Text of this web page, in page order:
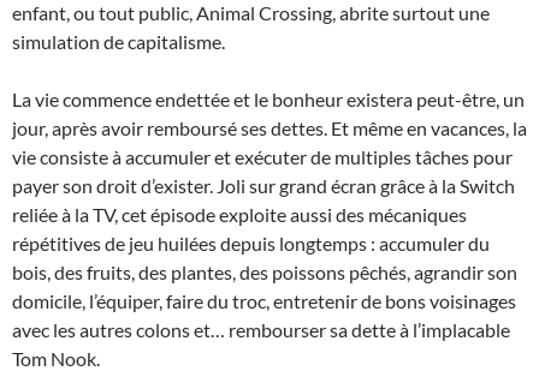
enfant, ou tout public, Animal Crossing, abrite surtout une
simulation de capitalisme.
La vie commence endettée et le bonheur existera peut-être, un
jour, après avoir remboursé ses dettes. Et même en vacances, la
vie consiste à accumuler et exécuter de multiples tâches pour
payer son droit d’exister. Joli sur grand écran grâce à la Switch
reliée à la TV, cet épisode exploite aussi des mécaniques
répétitives de jeu huilées depuis longtemps : accumuler du
bois, des fruits, des plantes, des poissons pêchés, agrandir son
domicile, l’équiper, faire du troc, entretenir de bons voisinages
avec les autres colons et… rembourser sa dette à l’implacable
Tom Nook.